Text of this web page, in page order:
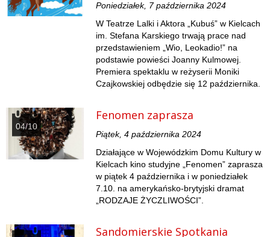
Poniedziałek, 7 października 2024
W Teatrze Lalki i Aktora „Kubuś” w Kielcach
im. Stefana Karskiego trwają prace nad
przedstawieniem „Wio, Leokadio!” na
podstawie powieści Joanny Kulmowej.
Premiera spektaklu w reżyserii Moniki
Czajkowskiej odbędzie się 12 października.
04/10
Fenomen zaprasza
Piątek, 4 października 2024
Działające w Wojewódzkim Domu Kultury w
Kielcach kino studyjne „Fenomen” zaprasza
w piątek 4 października i w poniedziałek
7.10. na amerykańsko-brytyjski dramat
„RODZAJE ŻYCZLIWOŚCI”.
Sandomierskie Spotkania